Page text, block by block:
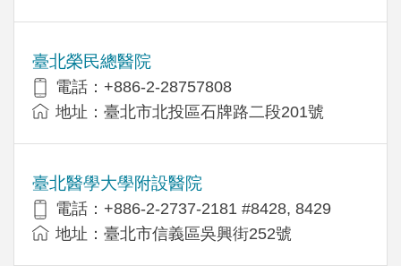
臺北榮民總醫院
電話：+886-2-28757808
地址：臺北市北投區石牌路二段201號
臺北醫學大學附設醫院
電話：+886-2-2737-2181 #8428, 8429
地址：臺北市信義區吳興街252號